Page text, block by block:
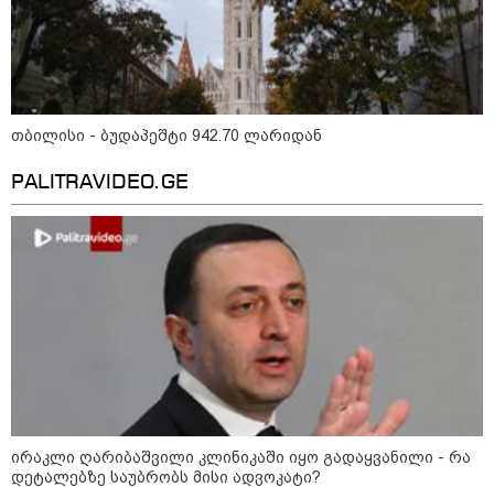
ნიკა მელიას სასამართლოს
უპატივცემლობის ფაქტზე 1 წლით და 6
თვით თავისუფლების აღკვეთა მიესაჯა
თბილისი - ბუდაპეშტი 942.70 ლარიდან
PALITRAVIDEO.GE
ირაკლი ღარიბაშვილი კლინიკაში იყო გადაყვანილი - რა
დეტალებზე საუბრობს მისი ადვოკატი?